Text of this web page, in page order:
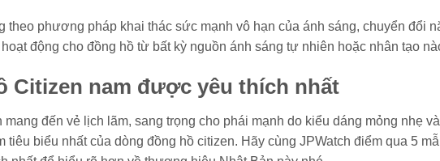
theo phương pháp khai thác sức mạnh vô hạn của ánh sáng, chuyển đổi
động cho đồng hồ từ bất kỳ nguồn ánh sáng tự nhiên hoặc nhân tạo
Citizen nam được yêu thích nhất
đến vẻ lịch lãm, sang trọng cho phái mạnh do kiểu dáng mỏng nhẹ và
tiêu biểu nhất của dòng đồng hồ citizen. Hãy cùng JPWatch điểm qua 5